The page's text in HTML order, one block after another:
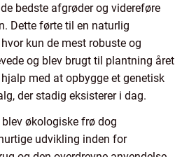
bedste afgrøder og videreføre
Dette førte til en naturlig
kun de mest robuste og
og blev brugt til plantning året
med at opbygge et genetisk
der stadig eksisterer i dag.
økologiske frø dog
udvikling inden for